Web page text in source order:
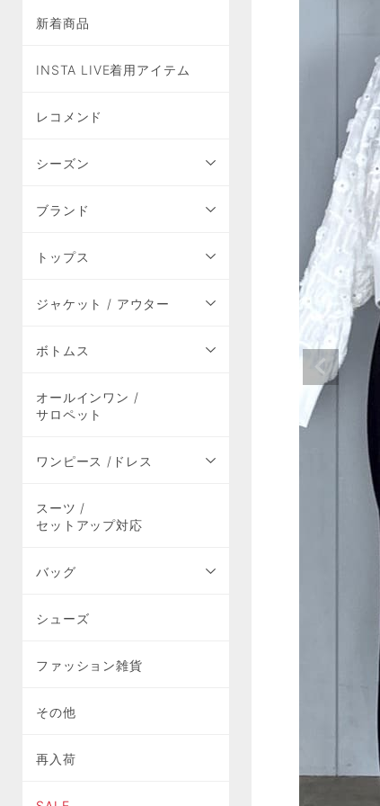
新着商品
INSTA LIVE着用アイテム
レコメンド
シーズン
ブランド
トップス
ジャケット / アウター
ボトムス
オールインワン /
サロペット
ワンピース /ドレス
スーツ /
セットアップ対応
バッグ
シューズ
ファッション雑貨
その他
再入荷